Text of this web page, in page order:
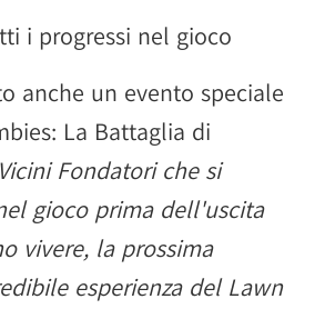
i progressi nel gioco
anche un evento speciale
La Battaglia di
Fondatori che si
gioco prima dell'uscita
vivere, la prossima
esperienza del Lawn